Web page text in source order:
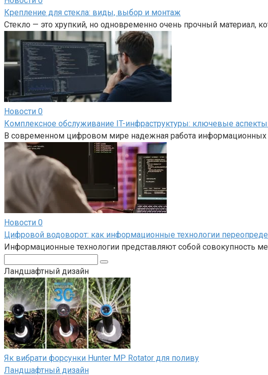
Крепление для стекла: виды, выбор и монтаж
Стекло — это хрупкий, но одновременно очень прочный материал,
Новости 0
Комплексное обслуживание IT-инфраструктуры: ключевые
В современном цифровом мире надежная работа информационных
Новости 0
Цифровой водоворот: как информационные технологии
Информационные технологии представляют собой совокупность
Ландшафтный дизайн
Як вибрати форсунки Hunter MP Rotator для поливу
Ландшафтный дизайн